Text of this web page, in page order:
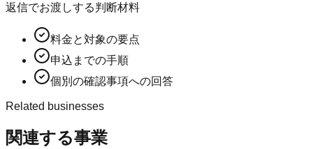
返信でお渡しする判断材料
料金と対象の要点
申込までの手順
個別の確認事項への回答
Related businesses
関連する事業